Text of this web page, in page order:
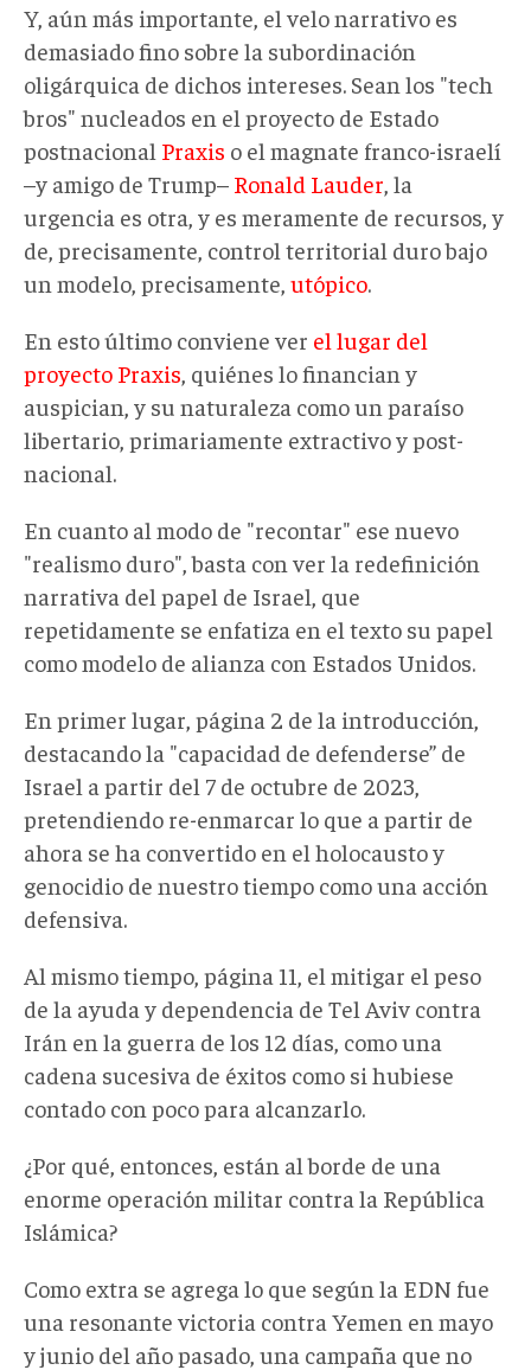
Y, aún más importante, el velo narrativo es
demasiado fino sobre la subordinación
oligárquica de dichos intereses. Sean los "tech
bros" nucleados en el proyecto de Estado
postnacional Praxis o el magnate franco-israelí
–y amigo de Trump– Ronald Lauder , la
urgencia es otra, y es meramente de recursos, y
de, precisamente, control territorial duro bajo
un modelo, precisamente, utópico.
En esto último conviene ver el lugar del
proyecto Praxis , quiénes lo financian y
auspician, y su naturaleza como un paraíso
libertario, primariamente extractivo y post-
nacional.
En cuanto al modo de "recontar" ese nuevo
"realismo duro", basta con ver la redefinición
narrativa del papel de Israel, que
repetidamente se enfatiza en el texto su papel
como modelo de alianza con Estados Unidos.
En primer lugar, página 2 de la introducción,
destacando la "capacidad de defenderse” de
Israel a partir del 7 de octubre de 2023,
pretendiendo re-enmarcar lo que a partir de
ahora se ha convertido en el holocausto y
genocidio de nuestro tiempo como una acción
defensiva.
Al mismo tiempo, página 11, el mitigar el peso
de la ayuda y dependencia de Tel Aviv contra
Irán en la guerra de los 12 días, como una
cadena sucesiva de éxitos como si hubiese
contado con poco para alcanzarlo.
¿Por qué, entonces, están al borde de una
enorme operación militar contra la República
Islámica?
Como extra se agrega lo que según la EDN fue
una resonante victoria contra Yemen en mayo
y junio del año pasado, una campaña que no